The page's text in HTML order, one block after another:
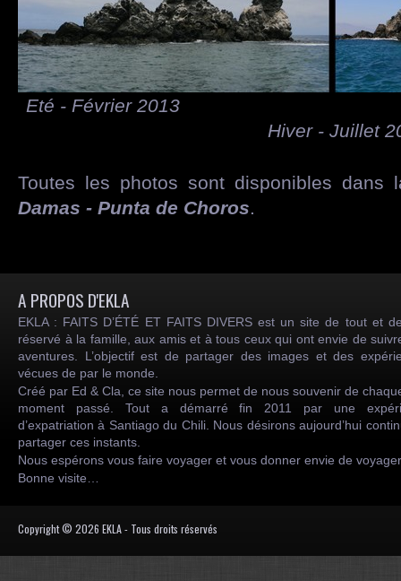
Eté -
Hiver - Juillet
Toutes les photos sont disponibles
Damas - Punta de Choros.
A PROPOS D'EKLA
EKLA : FAITS D’ÉTÉ ET FAITS DIVERS est un site de tout et
réservé à la famille, aux amis et à tous ceux qui ont envie de
aventures. L’objectif est de partager des images et des
vécues de par le monde.
Créé par Ed & Cla, ce site nous permet de nous souvenir de
moment passé. Tout a démarré fin 2011 par une
d’expatriation à Santiago du Chili. Nous désirons aujourd’hui
partager ces instants.
Nous espérons vous faire voyager et vous donner envie de
Bonne visite…
Copyright © 2026 EKLA - Tous droits réservés